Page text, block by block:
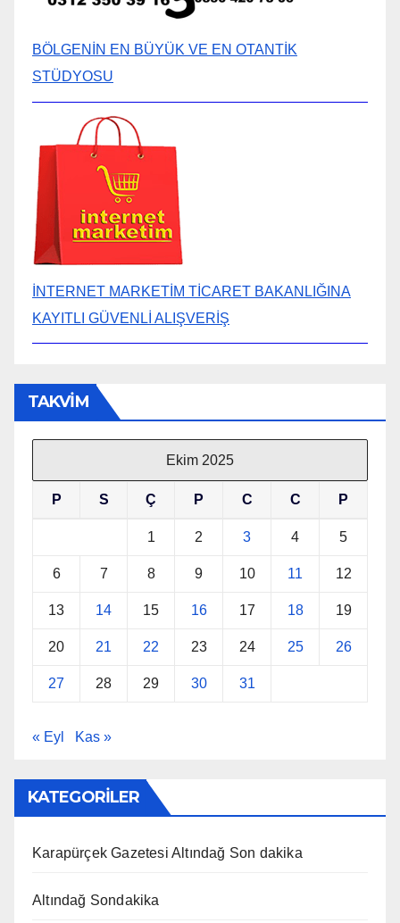
BÖLGENİN EN BÜYÜK VE EN OTANTİK
STÜDYOSU
İNTERNET MARKETİM TİCARET BAKANLIĞINA
KAYITLI GÜVENLİ ALIŞVERİŞ
TAKVİM
Ekim 2025
P S Ç P C C P
1 2 3 4 5
6 7 8 9 10 11 12
13 14 15 16 17 18 19
20 21 22 23 24 25 26
27 28 29 30 31
« Eyl Kas »
KATEGORİLER
Karapürçek Gazetesi Altındağ Son dakika
Altındağ Sondakika